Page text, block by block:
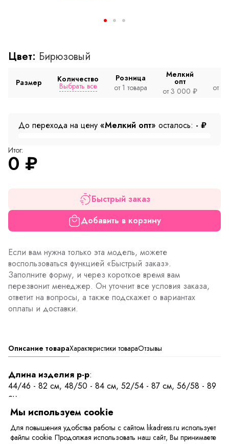
Цвет: Бирюзовый
Размер Количество
Выбрать все
Розница
от 1 товара
Мелкий
опт
от 3 000 ₽
от
До перехода на цену «Мелкий опт» осталось: - ₽
Итог:
0 ₽
Быстрый заказ
Добавить в корзину
Если вам нужна только эта модель, можете
воспользоваться функцией «Быстрый заказ».
Заполните форму, и через короткое время вам
перезвонит менеджер. Он уточнит все условия заказа,
ответит на вопросы, а также подскажет о вариантах
оплаты и доставки.
Описание товараХарактеристики товараОтзывы
Длина изделия р-р:
44/46 - 82 см, 48/50 - 84 см, 52/54 - 87 см, 56/58 - 89
см
Роскошная ночная сорочка из вискозы. Сорочка на
тонких бретелях, приталенная, с отрезной линией под
Мы используем cookie
Для повышения удобства работы с сайтом likadress.ru использует
файлы cookie. Продолжая использовать наш сайт, Вы принимаете